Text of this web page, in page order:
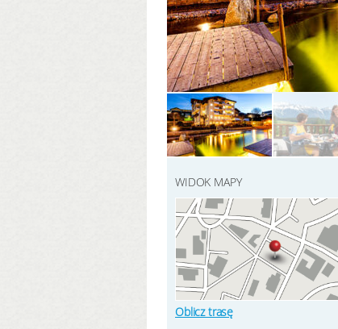
WIDOK MAPY
Oblicz trasę